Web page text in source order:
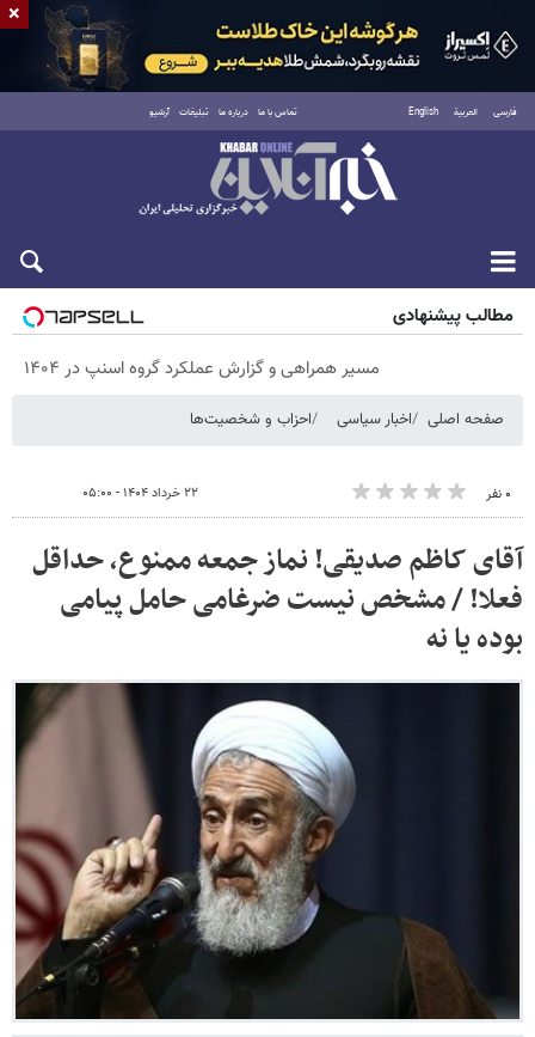
فارسی العربية English تماس با ما درباره ما تبلیغات آرشیو
پنجشنبه ۱۵ مرداد ۱۴۰۵
مطالب پیشنهادی
مسیر همراهی و گزارش عملکرد گروه اسنپ در ۱۴۰۴
صفحه اصلی اخبار سیاسی احزاب و شخصیت‌ها
۰ نفر ۲۲ خرداد ۱۴۰۴ - ۰۵:۰۰
آقای کاظم صدیقی! نماز جمعه ممنوع، حداقل
فعلا! / مشخص نیست ضرغامی حامل پیامی
بوده یا نه
×